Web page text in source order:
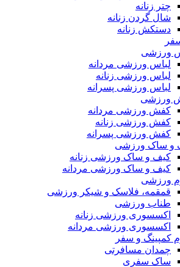
چتر زنانه
شال گردن زنانه
دستکش زنانه
ورزشی
لباس ورزشی مردانه
لباس ورزشی زنانه
لباس ورزشی پسرانه
ورزشی
کفش ورزشی مردانه
کفش ورزشی زنانه
کفش ورزشی پسرانه
و ساک ورزشی
کیف و ساک ورزشی زنانه
کیف و ساک ورزشی مردانه
ورزشی
قمقمه، فلاسک و شیکر ورزشی
طناب ورزشی
اکسسوری ورزشی زنانه
اکسسوری ورزشی مردانه
کمپینگ و سفر
چمدان مسافرتی
ساک سفری